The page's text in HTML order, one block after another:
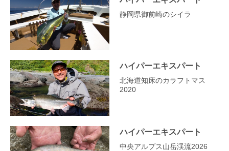
静岡県御前崎のシイラ
ハイパーエキスパート
北海道知床のカラフトマス
2020
ハイパーエキスパート
中央アルプス山岳渓流2026